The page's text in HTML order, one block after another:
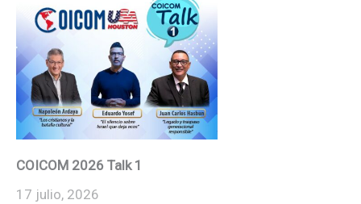
COICOM 2026 Talk 1
17 julio, 2026